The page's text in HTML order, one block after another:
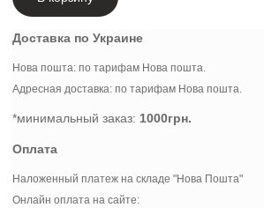
Доставка по Украине
Нова пошта: по тарифам Нова пошта.
Адресная доставка: по тарифам Нова пошта.
*минимальный заказ: 1000грн.
Оплата
Наложенный платеж на складе "Нова Пошта"
Онлайн оплата на сайте: